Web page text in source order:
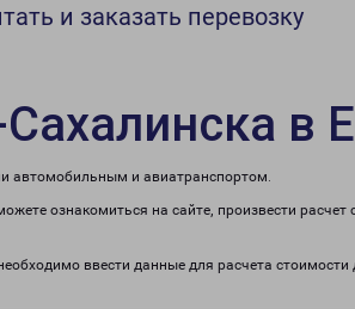
и заказать перевозку
в
автомобильным и авиатранспортом.
ознакомиться на сайте, произвести
ввести данные для расчета